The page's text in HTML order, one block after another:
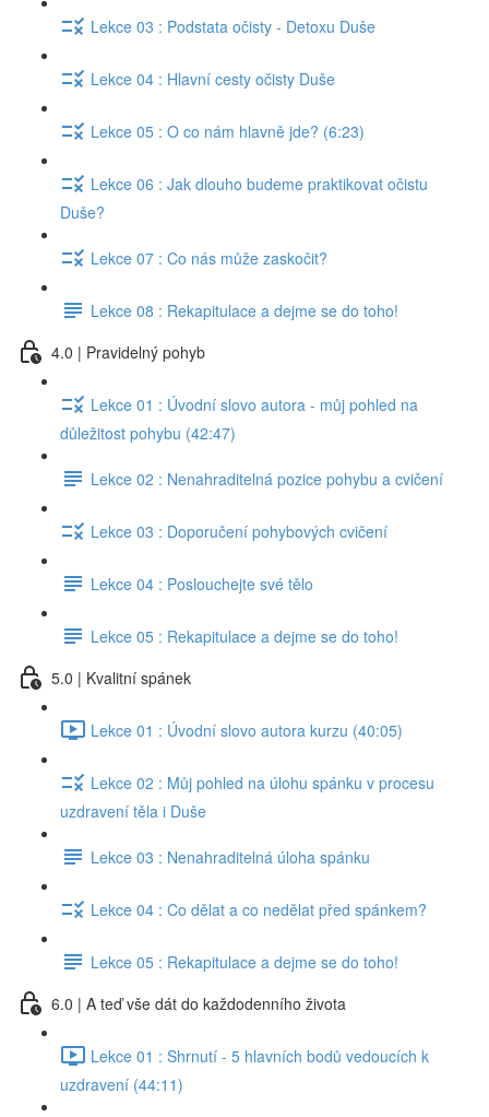
Lekce 03 : Podstata očisty - Detoxu Duše
Lekce 04 : Hlavní cesty očisty Duše
Lekce 05 : O co nám hlavně jde? (6:23)
Lekce 06 : Jak dlouho budeme praktikovat očistu
Duše?
Lekce 07 : Co nás může zaskočit?
Lekce 08 : Rekapitulace a dejme se do toho!
4.0 | Pravidelný pohyb
Lekce 01 : Úvodní slovo autora - můj pohled na
důležitost pohybu (42:47)
Lekce 02 : Nenahraditelná pozice pohybu a cvičení
Lekce 03 : Doporučení pohybových cvičení
Lekce 04 : Poslouchejte své tělo
Lekce 05 : Rekapitulace a dejme se do toho!
5.0 | Kvalitní spánek
Lekce 01 : Úvodní slovo autora kurzu (40:05)
Lekce 02 : Můj pohled na úlohu spánku v procesu
uzdravení těla i Duše
Lekce 03 : Nenahraditelná úloha spánku
Lekce 04 : Co dělat a co nedělat před spánkem?
Lekce 05 : Rekapitulace a dejme se do toho!
6.0 | A teď vše dát do každodenního života
Lekce 01 : Shrnutí - 5 hlavních bodů vedoucích k
uzdravení (44:11)